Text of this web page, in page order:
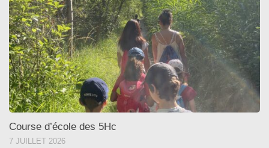
Course d’école des 5Hc
7 JUILLET 2026